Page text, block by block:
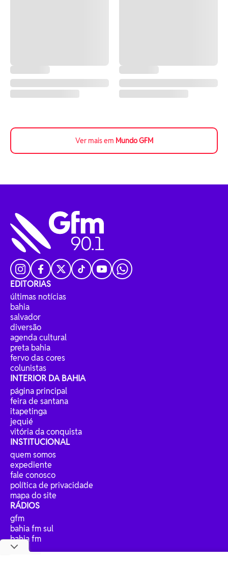
Ver mais em Mundo GFM
EDITORIAS
últimas notícias
bahia
salvador
diversão
agenda cultural
preta bahia
fervo das cores
colunistas
INTERIOR DA BAHIA
página principal
feira de santana
itapetinga
jequié
vitória da conquista
INSTITUCIONAL
quem somos
expediente
fale conosco
política de privacidade
mapa do site
RÁDIOS
gfm
bahia fm sul
bahia fm
jp fm